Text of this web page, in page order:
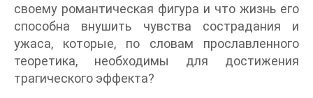
своему романтическая фигура и что жизнь его
способна внушить чувства сострадания и
ужаса, которые, по словам прославленного
теоретика, необходимы для достижения
трагического эффекта?